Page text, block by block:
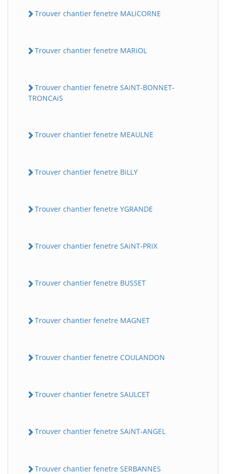
Trouver chantier fenetre MALiCORNE
Trouver chantier fenetre MARiOL
Trouver chantier fenetre SAiNT-BONNET-
TRONCAiS
Trouver chantier fenetre MEAULNE
Trouver chantier fenetre BiLLY
Trouver chantier fenetre YGRANDE
Trouver chantier fenetre SAiNT-PRiX
Trouver chantier fenetre BUSSET
Trouver chantier fenetre MAGNET
Trouver chantier fenetre COULANDON
Trouver chantier fenetre SAULCET
Trouver chantier fenetre SAiNT-ANGEL
Trouver chantier fenetre SERBANNES